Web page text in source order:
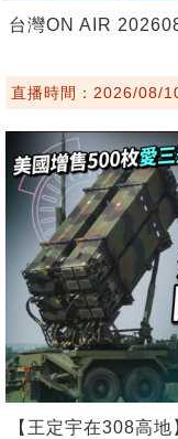
台灣ON AIR
直播時間：2026/08/
【王定宇在308高